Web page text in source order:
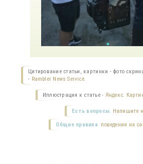
Цитирование статьи, картинки - фото
- Rambler News Service.
Иллюстрация к статье - Яндекс.
Есть вопросы. Напишите
Общие правила поведения на